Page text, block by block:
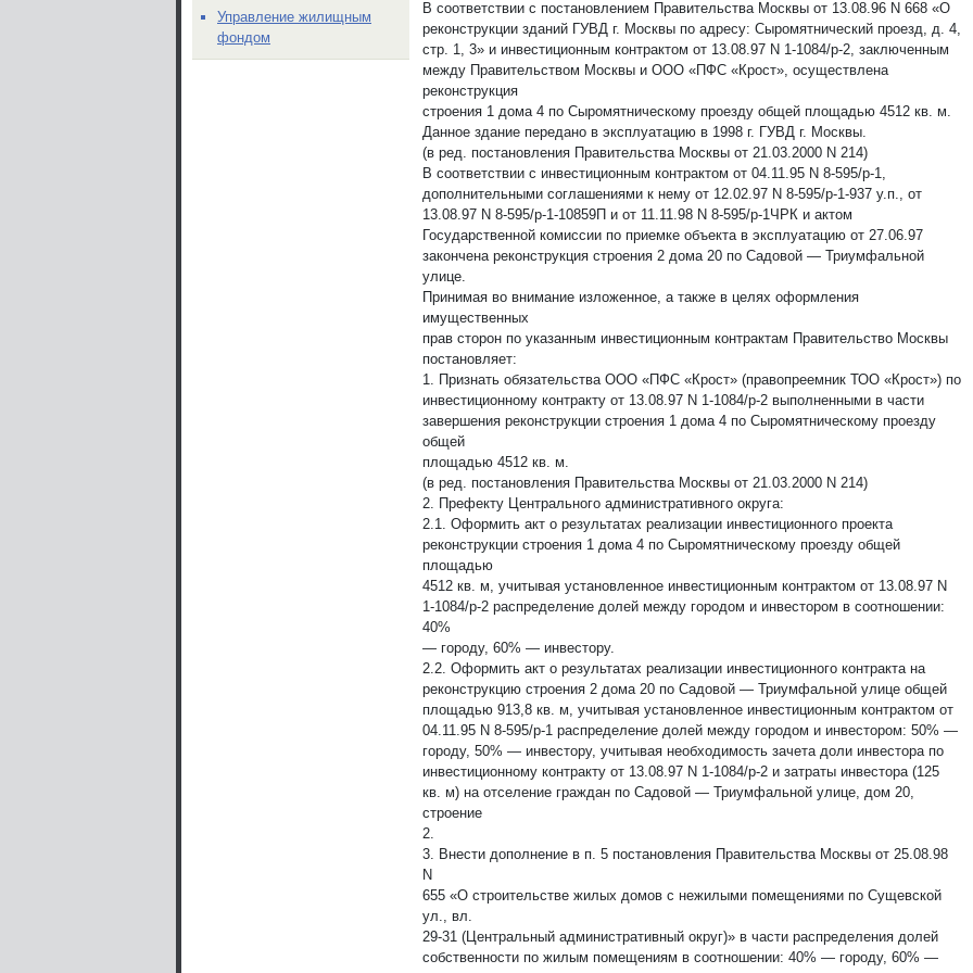
В соответствии с постановлением Правительства Москвы от 13.08.96 N 668 «О
реконструкции зданий ГУВД г. Москвы по адресу: Сыромятнический проезд, д. 4,
стр. 1, 3» и инвестиционным контрактом от 13.08.97 N 1-1084/р-2, заключенным
между Правительством Москвы и ООО «ПФС «Крост», осуществлена
реконструкция
строения 1 дома 4 по Сыромятническому проезду общей площадью 4512 кв. м.
Данное здание передано в эксплуатацию в 1998 г. ГУВД г. Москвы.
(в ред. постановления Правительства Москвы от 21.03.2000 N 214)
В соответствии с инвестиционным контрактом от 04.11.95 N 8-595/р-1,
дополнительными соглашениями к нему от 12.02.97 N 8-595/р-1-937 у.п., от
13.08.97 N 8-595/р-1-10859П и от 11.11.98 N 8-595/р-1ЧРК и актом
Государственной комиссии по приемке объекта в эксплуатацию от 27.06.97
закончена реконструкция строения 2 дома 20 по Садовой — Триумфальной
улице.
Принимая во внимание изложенное, а также в целях оформления
имущественных
прав сторон по указанным инвестиционным контрактам Правительство Москвы
постановляет:
1. Признать обязательства ООО «ПФС «Крост» (правопреемник ТОО «Крост») по
инвестиционному контракту от 13.08.97 N 1-1084/р-2 выполненными в части
завершения реконструкции строения 1 дома 4 по Сыромятническому проезду
общей
площадью 4512 кв. м.
(в ред. постановления Правительства Москвы от 21.03.2000 N 214)
2. Префекту Центрального административного округа:
2.1. Оформить акт о результатах реализации инвестиционного проекта
реконструкции строения 1 дома 4 по Сыромятническому проезду общей
площадью
4512 кв. м, учитывая установленное инвестиционным контрактом от 13.08.97 N
1-1084/р-2 распределение долей между городом и инвестором в соотношении:
40%
— городу, 60% — инвестору.
2.2. Оформить акт о результатах реализации инвестиционного контракта на
реконструкцию строения 2 дома 20 по Садовой — Триумфальной улице общей
площадью 913,8 кв. м, учитывая установленное инвестиционным контрактом от
04.11.95 N 8-595/р-1 распределение долей между городом и инвестором: 50% —
городу, 50% — инвестору, учитывая необходимость зачета доли инвестора по
инвестиционному контракту от 13.08.97 N 1-1084/р-2 и затраты инвестора (125
кв. м) на отселение граждан по Садовой — Триумфальной улице, дом 20,
строение
2.
3. Внести дополнение в п. 5 постановления Правительства Москвы от 25.08.98
N
655 «О строительстве жилых домов с нежилыми помещениями по Сущевской
ул., вл.
29-31 (Центральный административный округ)» в части распределения долей
собственности по жилым помещениям в соотношении: 40% — городу, 60% —
Управление жилищным
фондом